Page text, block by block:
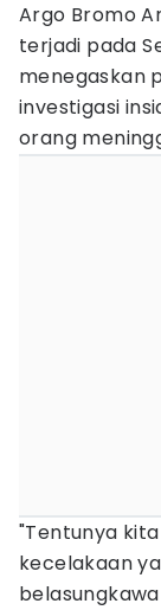
Argo Bromo
terjadi pada
menegaskan
investigasi
orang
"Tentunya
kecelakaan